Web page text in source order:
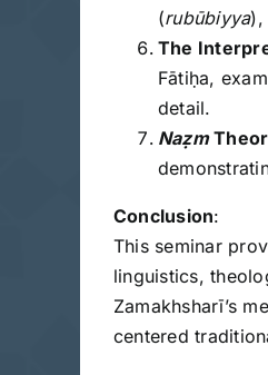
(rubūbiyya),
The
Fātiḥa,
detail.
Naẓm
Conclusion:
This seminar
linguistics,
Zamakhsharī’s
centered